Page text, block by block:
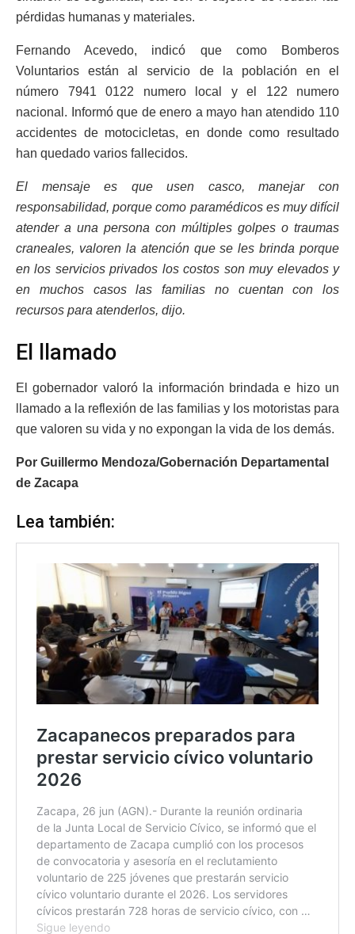
pérdidas humanas y materiales.
Fernando Acevedo, indicó que como Bomberos
Voluntarios están al servicio de la población en el
número 7941 0122 numero local y el 122 numero
nacional. Informó que de enero a mayo han atendido 110
accidentes de motocicletas, en donde como resultado
han quedado varios fallecidos.
El mensaje es que usen casco, manejar con
responsabilidad, porque como paramédicos es muy difícil
atender a una persona con múltiples golpes o traumas
craneales, valoren la atención que se les brinda porque
en los servicios privados los costos son muy elevados y
en muchos casos las familias no cuentan con los
recursos para atenderlos, dijo.
El llamado
El gobernador valoró la información brindada e hizo un
llamado a la reflexión de las familias y los motoristas para
que valoren su vida y no expongan la vida de los demás.
Por Guillermo Mendoza/Gobernación Departamental
de Zacapa
Lea también: